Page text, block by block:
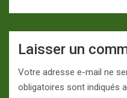
Laisser un
Votre adresse e-mail ne
obligatoires sont indiqués